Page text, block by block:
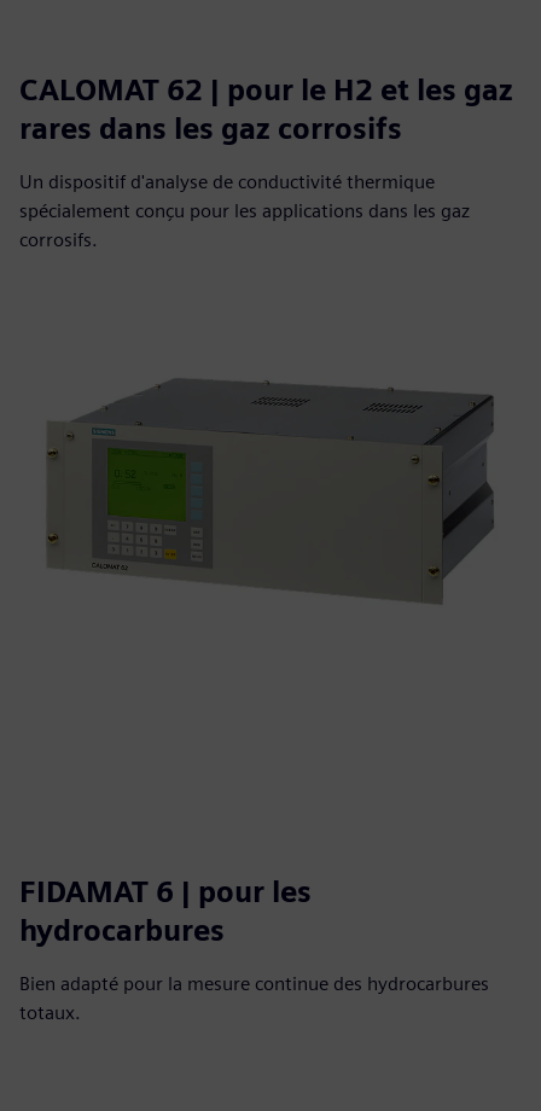
CALOMAT 62 | pour le H2 et les gaz
rares dans les gaz corrosifs
Un dispositif d'analyse de conductivité thermique
spécialement conçu pour les applications dans les gaz
corrosifs.
FIDAMAT 6 | pour les
hydrocarbures
Bien adapté pour la mesure continue des hydrocarbures
totaux.